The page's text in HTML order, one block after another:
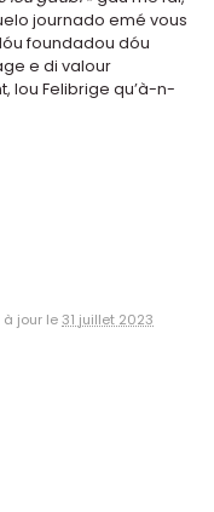
journado emé vous
foundadou dóu
e di valour
lou Felibrige qu’à-n-
à jour le 31 juillet 2023